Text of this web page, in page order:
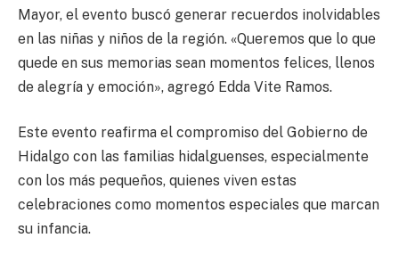
Mayor, el evento buscó generar recuerdos inolvidables
en las niñas y niños de la región. «Queremos que lo que
quede en sus memorias sean momentos felices, llenos
de alegría y emoción», agregó Edda Vite Ramos.
Este evento reafirma el compromiso del Gobierno de
Hidalgo con las familias hidalguenses, especialmente
con los más pequeños, quienes viven estas
celebraciones como momentos especiales que marcan
su infancia.